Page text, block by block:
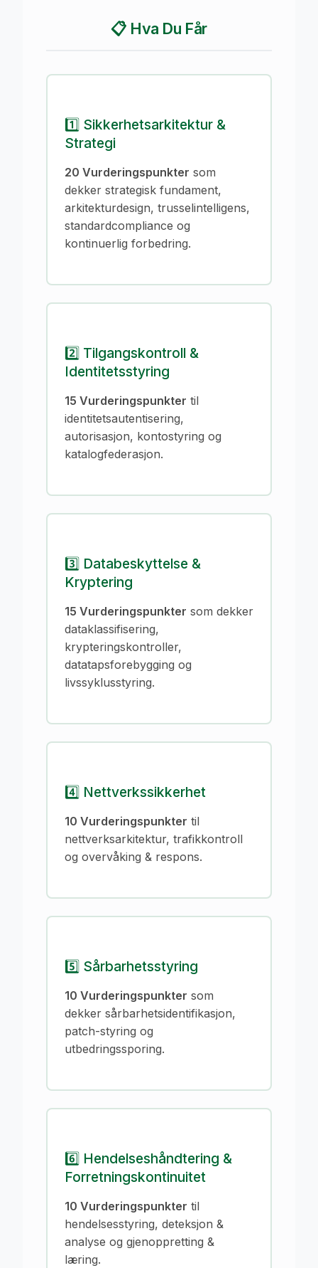
📋 Hva Du Får
1️⃣ Sikkerhetsarkitektur &
Strategi
20 Vurderingspunkter som
dekker strategisk fundament,
arkitekturdesign, trusselintelligens,
standardcompliance og
kontinuerlig forbedring.
2️⃣ Tilgangskontroll &
Identitetsstyring
15 Vurderingspunkter til
identitetsautentisering,
autorisasjon, kontostyring og
katalogfederasjon.
3️⃣ Databeskyttelse &
Kryptering
15 Vurderingspunkter som dekker
dataklassifisering,
krypteringskontroller,
datatapsforebygging og
livssyklusstyring.
4️⃣ Nettverkssikkerhet
10 Vurderingspunkter til
nettverksarkitektur, trafikkontroll
og overvåking & respons.
5️⃣ Sårbarhetsstyring
10 Vurderingspunkter som
dekker sårbarhetsidentifikasjon,
patch-styring og
utbedringssporing.
6️⃣ Hendelseshåndtering &
Forretningskontinuitet
10 Vurderingspunkter til
hendelsesstyring, deteksjon &
analyse og gjenoppretting &
læring.